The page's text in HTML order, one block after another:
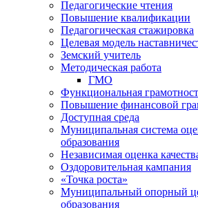
Педагогические чтения
Повышение квалификации
Педагогическая стажировка
Целевая модель
Земский учитель
Методическая работа
ГМО
Функциональная
Повышение финансовой
Доступная среда
Муниципальная система
образования
Независимая оценка
Оздоровительная кампания
«Точка роста»
Муниципальный опорный
образования